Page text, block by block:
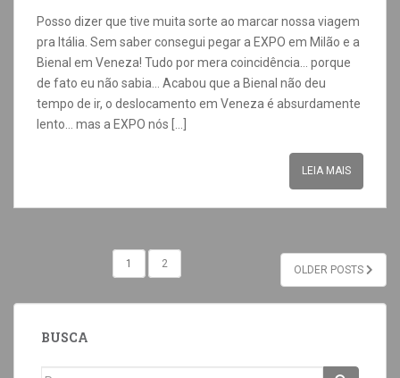
Posso dizer que tive muita sorte ao marcar nossa viagem
pra Itália. Sem saber consegui pegar a EXPO em Milão e a
Bienal em Veneza! Tudo por mera coincidência… porque
de fato eu não sabia… Acabou que a Bienal não deu
tempo de ir, o deslocamento em Veneza é absurdamente
lento… mas a EXPO nós […]
LEIA MAIS
1 2 OLDER POSTS
BUSCA